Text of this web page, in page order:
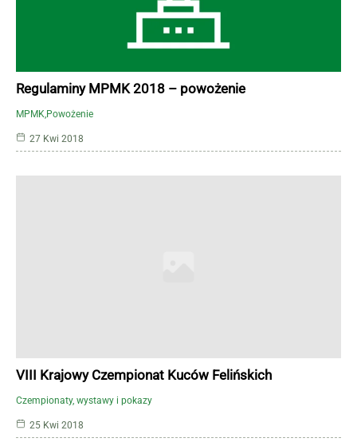
MPMK Powożenie
Regulaminy MPMK 2018 – powożenie
27 Kwi 2018
Czempionaty, wystawy i pokazy
VIII Krajowy Czempionat Kuców Felińskich
25 Kwi 2018